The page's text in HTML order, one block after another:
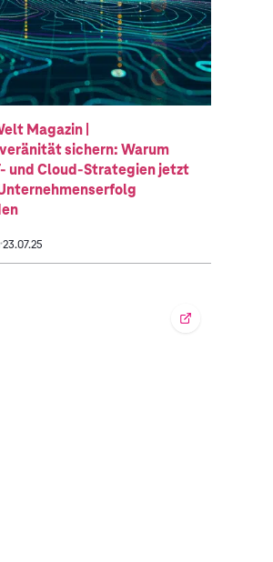
Magazin |
sichern: Warum
und Cloud-Strategien jetzt
23.07.25